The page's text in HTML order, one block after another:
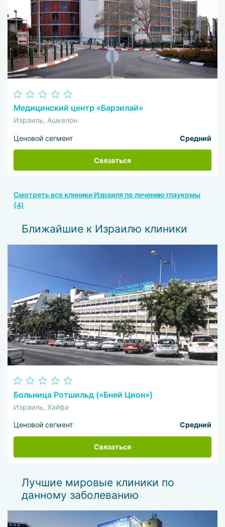
Медицинский центр «Барзилай»
Израиль, Ашкелон
Ценовой сегмент Средний
Связаться
Смотреть все клиники Израиля по лечению глаукомы
(4)
Ближайшие к Израилю клиники
Больница Ротшильд («Бней Цион»)
Израиль, Хайфа
Ценовой сегмент Средний
Связаться
Лучшие мировые клиники по
данному заболеванию